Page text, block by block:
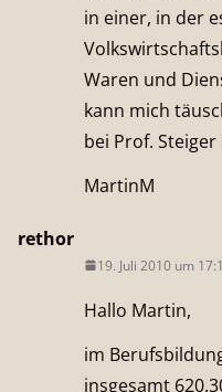
in einer, in der
Waren und
kann mich
bei Prof.
MartinM
rethor
19. Juli 2010 um
Hallo Martin,
im
insgesamt